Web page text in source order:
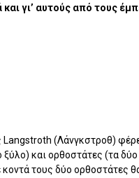
γι’ αυτούς από τους
Langstroth (Λάνγκστροθ)
και ορθοστάτες (τα
τους δύο ορθοστάτες